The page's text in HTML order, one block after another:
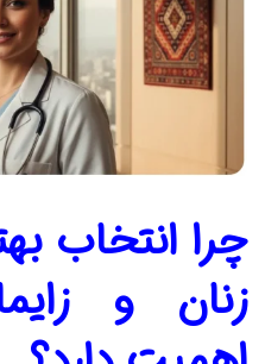
چرا انتخاب
زنان و